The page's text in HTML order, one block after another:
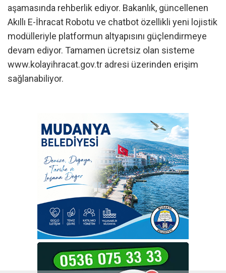
aşamasında rehberlik ediyor. Bakanlık, güncellenen
Akıllı E-İhracat Robotu ve chatbot özellikli yeni lojistik
modülleriyle platformun altyapısını güçlendirmeye
devam ediyor. Tamamen ücretsiz olan sisteme
www.kolayihracat.gov.tr adresi üzerinden erişim
sağlanabiliyor.